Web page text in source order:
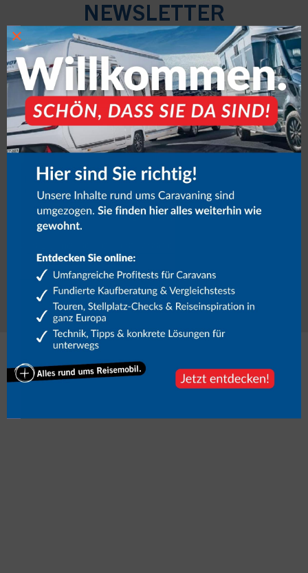
NEWSLETTER
Newsletter
Anmeldung
RMI
E-Mail zu erhalten. Die Einwilligung können Sie jederzeit widerrufen.
Näheres zum Widerruf und zum Datenschutz unter
Datenschutzhinweise.
×